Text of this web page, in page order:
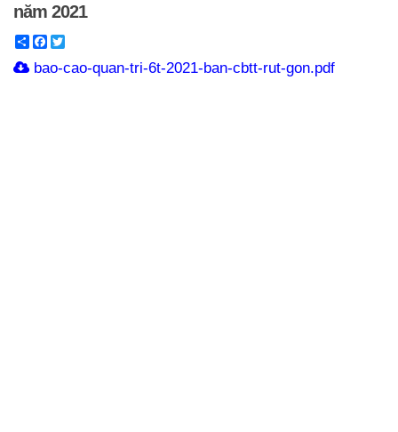
năm 2021
ShareFacebook
bao-cao-quan-tri-6t-2021-ban-cbtt-rut-gon.pdf